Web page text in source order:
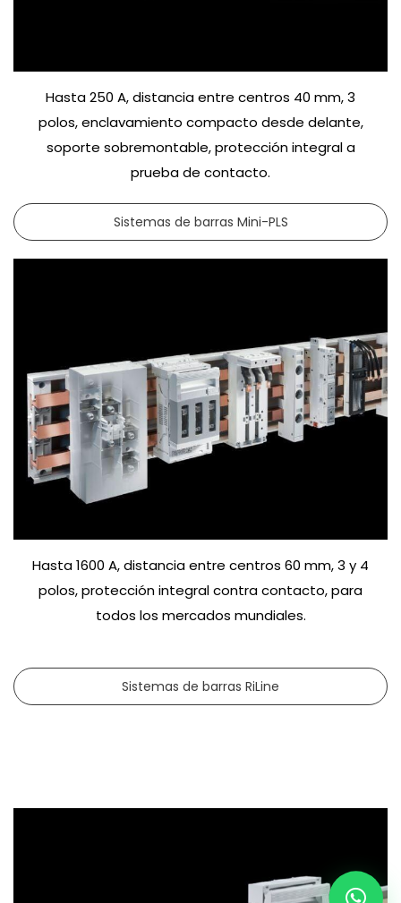
Hasta 250 A, distancia entre centros 40 mm, 3
polos, enclavamiento compacto desde delante,
soporte sobremontable, protección integral a
prueba de contacto.
Sistemas de barras Mini-PLS
Hasta 1600 A, distancia entre centros 60 mm, 3 y 4
polos, protección integral contra contacto, para
todos los mercados mundiales.
Sistemas de barras RiLine